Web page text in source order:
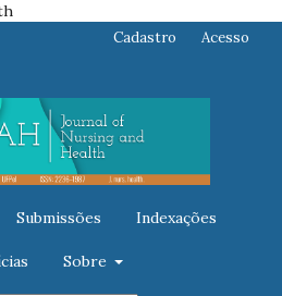
Submissões Indexações
Sobre
Cadastro Acesso